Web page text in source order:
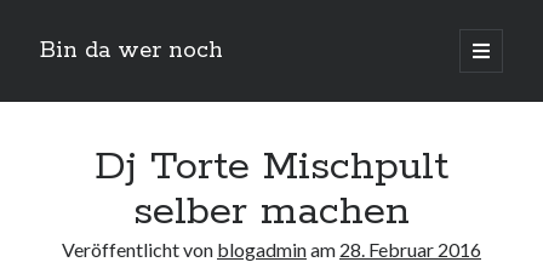
Bin da wer noch
open
primary
Sidebar
Dj Torte Mischpult
selber machen
Veröffentlicht von blogadminam 28. Februar 2016